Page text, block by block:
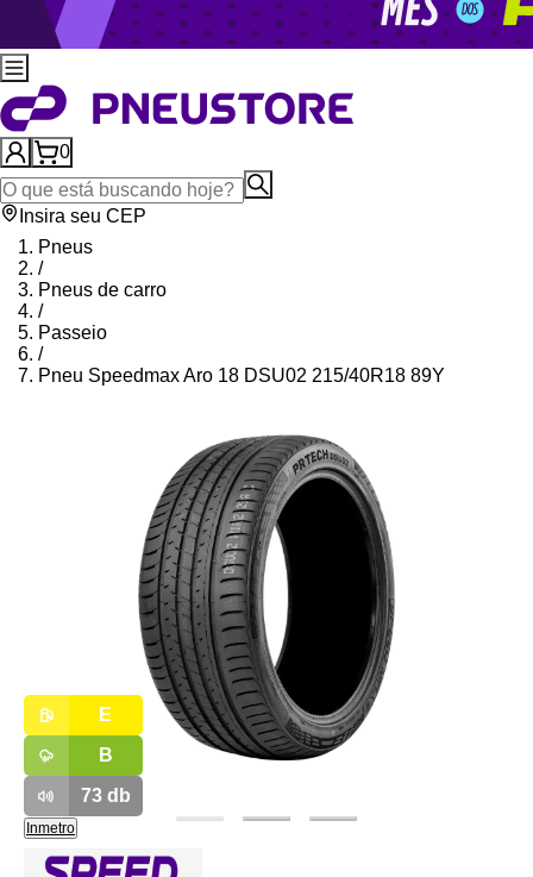
0
Insira seu CEP
Pneus
/
Pneus de carro
/
Passeio
/
Pneu Speedmax Aro 18 DSU02 215/40R18 89Y
E
B
73db
Inmetro